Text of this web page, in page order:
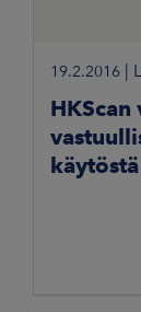
19.2.2016
HKScan
käytöstä